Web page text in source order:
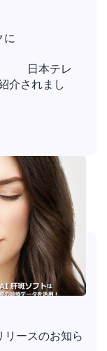
に
レ
介されまし
ースのお知ら